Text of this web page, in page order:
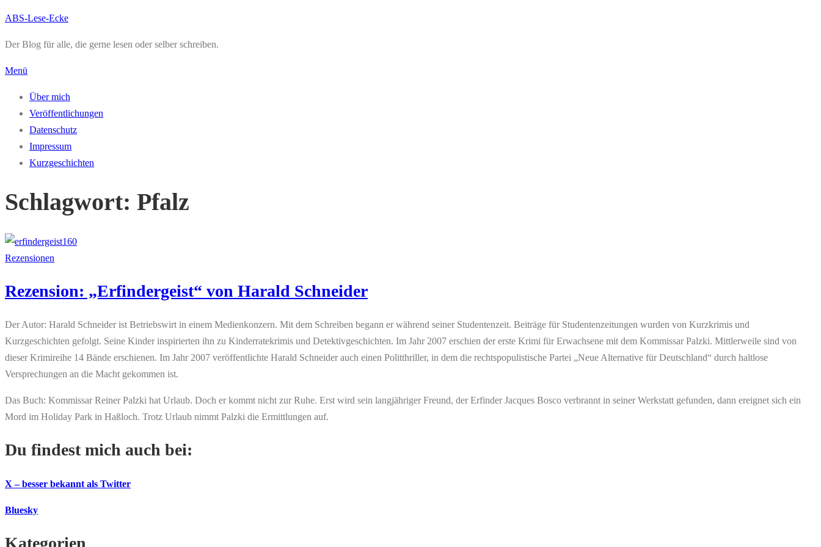
Zum
springen
ABS-Lese-Ecke
Der Blog für alle, die gerne lesen oder selber schreiben.
Menü
Über mich
Veröffentlichungen
Datenschutz
Impressum
Kurzgeschichten
Schlagwort: Pfalz
Rezensionen
Rezension: „Erfindergeist“ von Harald Schneider
Der Autor: Harald Schneider ist Betriebswirt in einem Medienkonzern. Mit dem Schreiben begann er während seiner Studentenzeit. Beiträge für Studentenzeitungen wurden von Kurzkrimis und
Kurzgeschichten gefolgt. Seine Kinder inspirierten ihn zu Kinderratekrimis und Detektivgeschichten. Im Jahr 2007 erschien der erste Krimi für Erwachsene mit dem Kommissar Palzki. Mittlerweile sind von
dieser Krimireihe 14 Bände erschienen. Im Jahr 2007 veröffentlichte Harald Schneider auch einen Politthriller, in dem die rechtspopulistische Partei „Neue Alternative für Deutschland“ durch haltlose
Versprechungen an die Macht gekommen ist.
Das Buch: Kommissar Reiner Palzki hat Urlaub. Doch er kommt nicht zur Ruhe. Erst wird sein langjähriger Freund, der Erfinder Jacques Bosco verbrannt in seiner Werkstatt gefunden, dann ereignet sich ein
Mord im Holiday Park in Haßloch. Trotz Urlaub nimmt Palzki die Ermittlungen auf.
Du findest mich auch bei:
X – besser bekannt als Twitter
Bluesky
Kategorien